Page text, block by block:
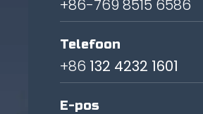
+86-769 8515 6586
Telefoon
+86 132 4232 1601
E-pos